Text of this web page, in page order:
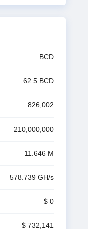
BCD
62.5 BCD
826,002
210,000,000
11.646 M
578.739 GH/s
$ 0
$ 732,141